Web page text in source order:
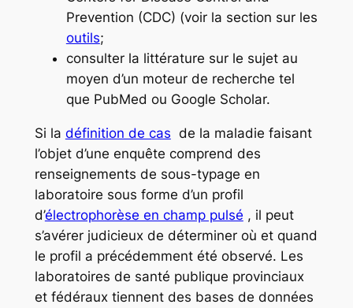
Prevention (CDC) (voir la section sur les
outils;
consulter la littérature sur le sujet au
moyen d’un moteur de recherche tel
que PubMed ou Google Scholar.
Si la définition de cas de la maladie faisant
l’objet d’une enquête comprend des
renseignements de sous-typage en
laboratoire sous forme d’un profil
d’électrophorèse en champ pulsé , il peut
s’avérer judicieux de déterminer où et quand
le profil a précédemment été observé. Les
laboratoires de santé publique provinciaux
et fédéraux tiennent des bases de données